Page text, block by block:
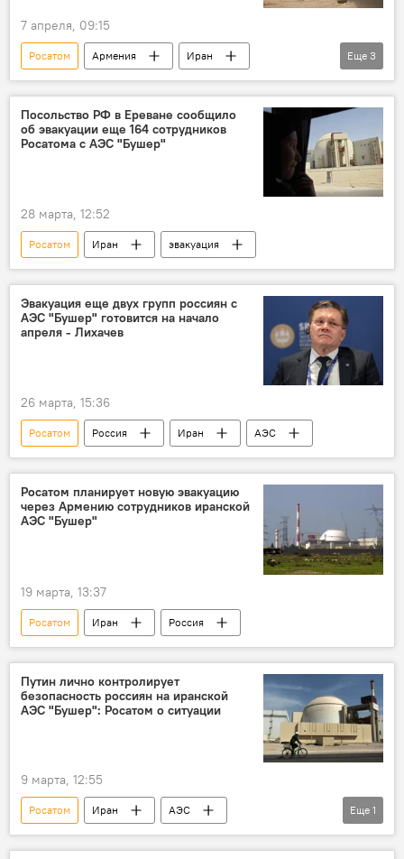
7 апреля, 09:15
Росатом Армения
Иран
Россия
эвакуация
Политика
Новости Армения
Еще 3
Посольство РФ в Ереване сообщило
об эвакуации еще 164 сотрудников
Росатома с АЭС "Бушер"
28 марта, 12:52
Росатом Иран эвакуация
Эвакуация еще двух групп россиян с
АЭС "Бушер" готовится на начало
апреля - Лихачев
26 марта, 15:36
Росатом Россия Иран АЭС
Росатом планирует новую эвакуацию
через Армению сотрудников иранской
АЭС "Бушер"
19 марта, 13:37
Росатом Иран Россия
Путин лично контролирует
безопасность россиян на иранской
АЭС "Бушер": Росатом о ситуации
9 марта, 12:55
Росатом Иран
АЭС
Алексей Лихачев
Еще 1